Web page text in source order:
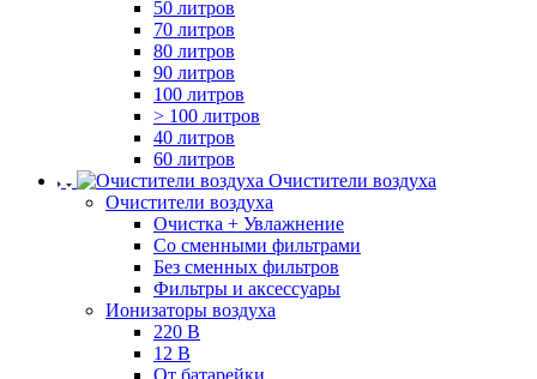
50 литров
70 литров
80 литров
90 литров
100 литров
> 100 литров
40 литров
60 литров
Очистители воздуха
Очистители воздуха
Очистка + Увлажнение
Cо сменными фильтрами
Без сменных фильтров
Фильтры и аксессуары
Ионизаторы воздуха
220 В
12 В
От батарейки